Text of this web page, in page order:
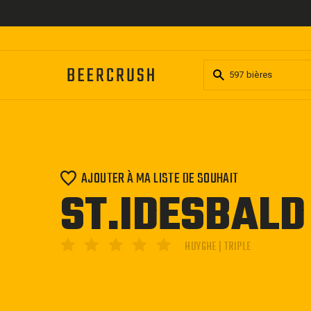
au
AJOUTER À MA LISTE DE SOUHAIT
HUYGHE | TRIPLE